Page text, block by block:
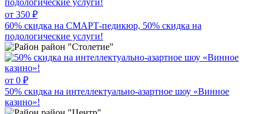
от 350 ₽
60% скидка на СМАРТ-педикюр, 50% скидка на
подологические услуги!
район "Столетие"
от 0 ₽
50% скидка на интеллектуально-азартное шоу «Винное
казино»!